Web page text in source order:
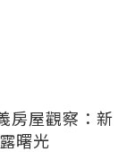
屋觀察：新
曙光